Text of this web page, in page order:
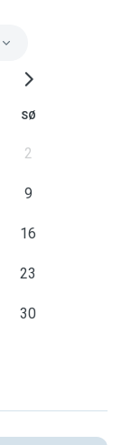
SØ
2
9
16
23
30